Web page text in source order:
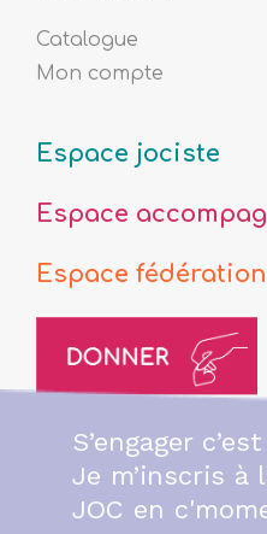
Catalogue
Mon compte
Espace jociste
Espace
Espace
S’engager
Je m’inscris à
JOC en